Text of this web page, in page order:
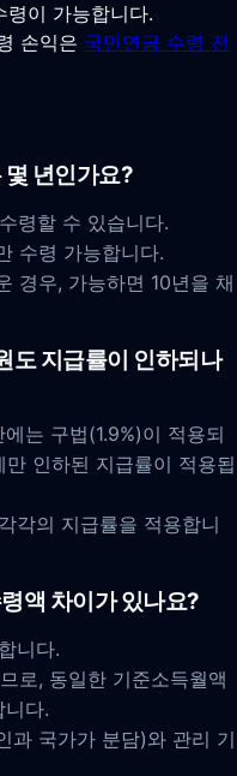
이 가능합니다.
손익은 국민연금 수령 전
년인가요?
령할 수 있습니다.
수령 가능합니다.
경우, 가능하면 10년을 채
도 지급률이 인하되나
는 구법(1.9%)이 적용되
인하된 지급률이 적용됩
각의 지급률을 적용합니
액 차이가 있나요?
니다.
로, 동일한 기준소득월액
다.
과 국가가 분담)와 관리 기